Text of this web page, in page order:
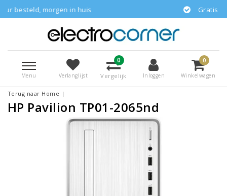
in huis Gratis bezorgd
Menu Verlanglijst
0
Vergelijk Inloggen
0
Winkelwagen
Terug naar Home |
HP Pavilion TP01-2065nd